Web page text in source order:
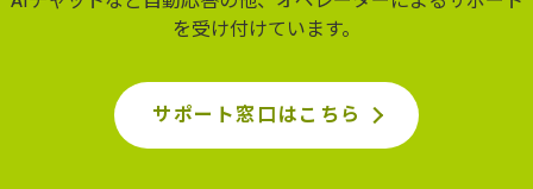
を受け付けています。
サポート窓口はこちら